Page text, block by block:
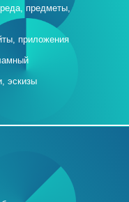
предметы,
приложения
эскизы